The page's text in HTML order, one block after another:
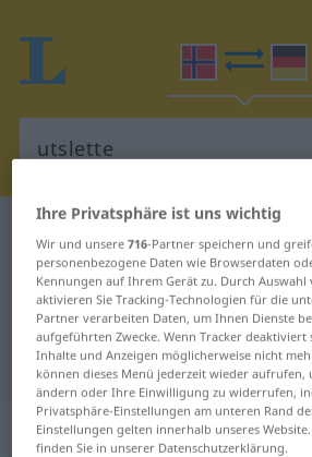
Norwegisch-Deutsch
für "utslette"
"utslette" Deutsch
„utslette“
Ihre Privatsphäre ist uns wichtig
Wir und unsere716-Partner speichern und
personenbezogene Daten wie Browserdaten
Kennungen auf Ihrem Gerät zu. Durch Auswahl
aktivieren Sie Tracking-Technologien für die
Partner verarbeiten Daten, um Ihnen Dienste
aufgeführten Zwecke. Wenn Tracker deaktiviert
Inhalte und Anzeigen möglicherweise nicht
können dieses Menü jederzeit wieder aufrufen,
ändern oder Ihre Einwilligung zu widerrufen,
Privatsphäre-Einstellungen am unteren Rand
Einstellungen gelten innerhalb unseres
finden Sie in unserer Datenschutzerklärung.